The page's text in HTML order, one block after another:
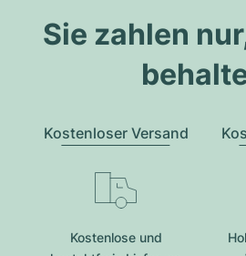
Sie zahlen
Kostenloser Versand
Kostenlose und